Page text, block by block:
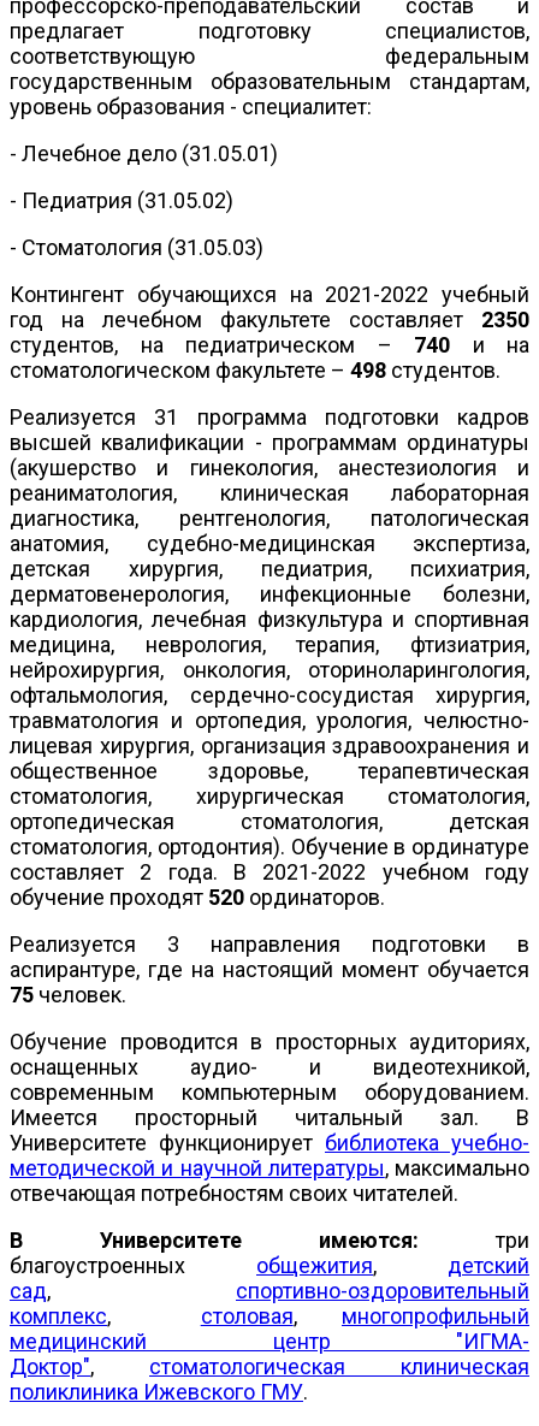
профессорско-преподавательский состав и
предлагает подготовку специалистов,
соответствующую федеральным
государственным образовательным стандартам,
уровень образования - специалитет:
- Лечебное дело (31.05.01)
- Педиатрия (31.05.02)
- Стоматология (31.05.03)
Контингент обучающихся на 2021-2022 учебный
год на лечебном факультете составляет 2350
студентов, на педиатрическом – 740 и на
стоматологическом факультете – 498 студентов.
Реализуется 31 программа подготовки кадров
высшей квалификации - программам ординатуры
(акушерство и гинекология, анестезиология и
реаниматология, клиническая лабораторная
диагностика, рентгенология, патологическая
анатомия, судебно-медицинская экспертиза,
детская хирургия, педиатрия, психиатрия,
дерматовенерология, инфекционные болезни,
кардиология, лечебная физкультура и спортивная
медицина, неврология, терапия, фтизиатрия,
нейрохирургия, онкология, оториноларингология,
офтальмология, сердечно-сосудистая хирургия,
травматология и ортопедия, урология, челюстно-
лицевая хирургия, организация здравоохранения и
общественное здоровье, терапевтическая
стоматология, хирургическая стоматология,
ортопедическая стоматология, детская
стоматология, ортодонтия). Обучение в ординатуре
составляет 2 года. В 2021-2022 учебном году
обучение проходят 520 ординаторов.
Реализуется 3 направления подготовки в
аспирантуре, где на настоящий момент обучается
75 человек.
Обучение проводится в просторных аудиториях,
оснащенных аудио- и видеотехникой,
современным компьютерным оборудованием.
Имеется просторный читальный зал. В
Университете функционирует библиотека учебно-
методической и научной литературы, максимально
отвечающая потребностям своих читателей.
В Университете имеются: три
благоустроенных общежития, детский
сад, спортивно-оздоровительный
комплекс, столовая, многопрофильный
медицинский центр "ИГМА-
Доктор", стоматологическая клиническая
поликлиника Ижевского ГМУ.